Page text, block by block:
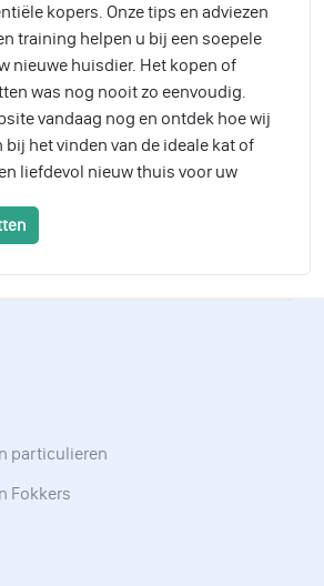
kopers. Onze tips en adviezen
training helpen u bij een soepele
nieuwe huisdier. Het kopen of
was nog nooit zo eenvoudig.
vandaag nog en ontdek hoe wij
het vinden van de ideale kat of
liefdevol nieuw thuis voor uw
particulieren
Fokkers